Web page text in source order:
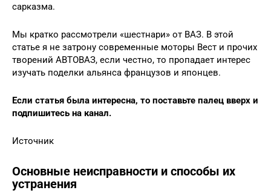
сарказма.
Мы кратко рассмотрели «шестнари» от ВАЗ. В этой
статье я не затрону современные моторы Вест и прочих
творений АВТОВАЗ, если честно, то пропадает интерес
изучать поделки альянса французов и японцев.
Если статья была интересна, то поставьте палец вверх и
подпишитесь на канал.
Источник
Основные неисправности и способы их
устранения